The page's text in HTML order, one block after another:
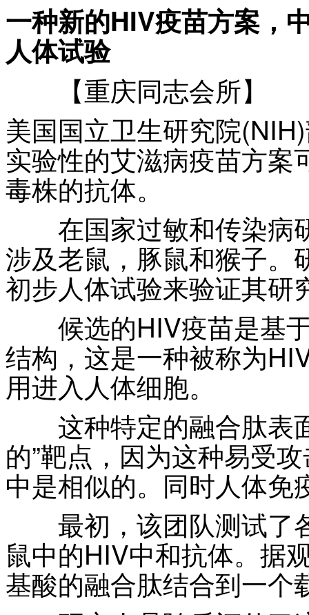
一种新的HIV疫苗方案，
人体试验
【重庆同志会所】
美国国立卫生研究院
实验性的艾滋病疫苗方
毒株的抗体。
在国家过敏和传染病
涉及老鼠，豚鼠和猴子。
初步人体试验来验证其研
候选的HIV疫苗是基于
结构，这是一种被称为
用进入人体细胞。
这种特定的融合肽表
的”靶点，因为这种易受
中是相似的。同时人体免
最初，该团队测试了
鼠中的HIV中和抗体。据
基酸的融合肽结合到一个